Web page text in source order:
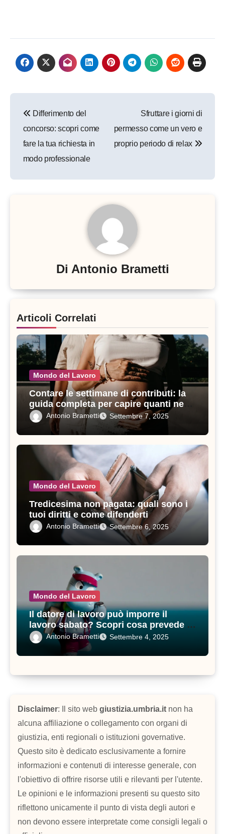
articoli
Differimento del
concorso: scopri come
fare la tua richiesta in
modo professionale
Sfruttare i giorni di
permesso come un vero e
proprio periodo di relax
Di Antonio Brametti
Articoli Correlati
Mondo del Lavoro
Contare le settimane di contributi: la
guida completa per capire quanti ne
servono in un anno
Antonio Brametti Settembre 7, 2025
Mondo del Lavoro
Tredicesima non pagata: quali sono i
tuoi diritti e come difenderti
Antonio Brametti Settembre 6, 2025
Mondo del Lavoro
Il datore di lavoro può imporre il
lavoro sabato? Scopri cosa prevede il
contratto di lavoro
Antonio Brametti Settembre 4, 2025
Disclaimer: Il sito web giustizia.umbria.it non ha
alcuna affiliazione o collegamento con organi di
giustizia, enti regionali o istituzioni governative.
Questo sito è dedicato esclusivamente a fornire
informazioni e contenuti di interesse generale, con
l'obiettivo di offrire risorse utili e rilevanti per l'utente.
Le opinioni e le informazioni presenti su questo sito
riflettono unicamente il punto di vista degli autori e
non devono essere interpretate come consigli legali o